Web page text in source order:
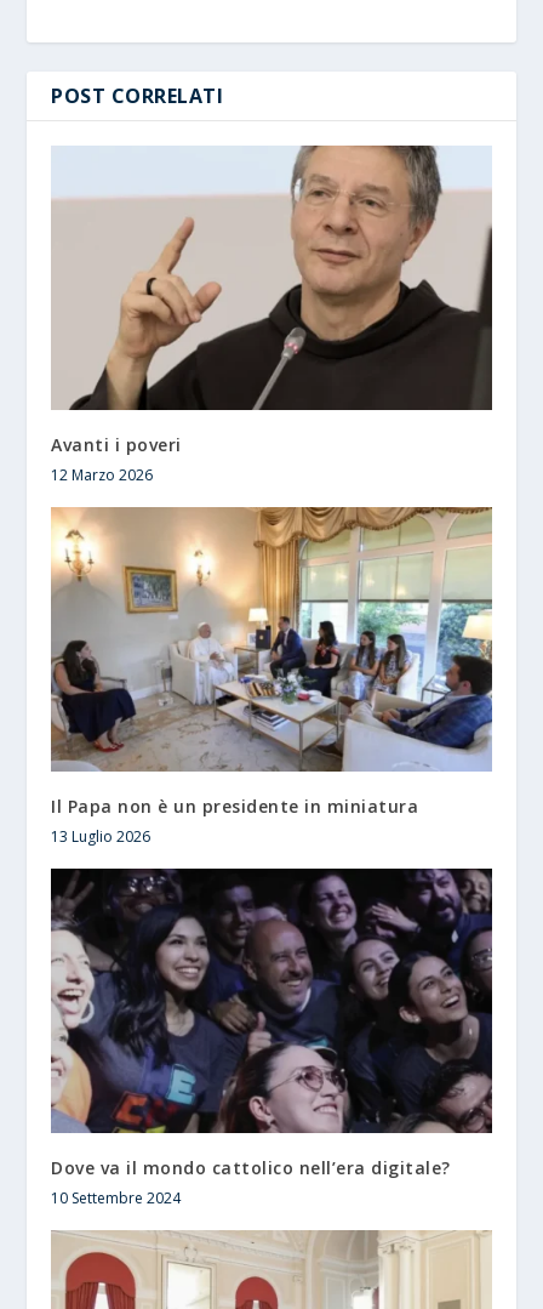
POST CORRELATI
Avanti i poveri
12 Marzo 2026
Il Papa non è un presidente in miniatura
13 Luglio 2026
Dove va il mondo cattolico nell’era digitale?
10 Settembre 2024